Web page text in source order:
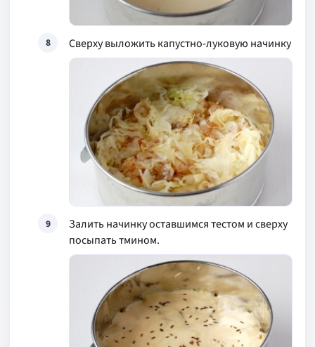
8 Сверху выложить капустно-луковую начинку
9
Залить начинку оставшимся тестом и сверху
посыпать тмином.